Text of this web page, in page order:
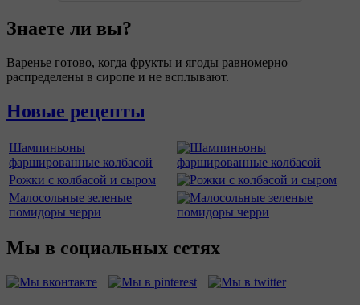
Знаете ли вы?
Варенье готово, когда фрукты и ягоды равномерно
распределены в сиропе и не всплывают.
Новые рецепты
Шампиньоны
фаршированные колбасой
Рожки с колбасой и сыром
Малосольные зеленые
помидоры черри
Мы в социальных сетях